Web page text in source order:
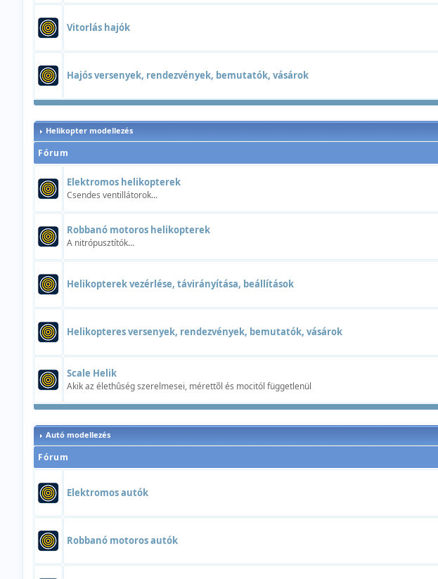
Vitorlás hajók
Hajós versenyek, rendezvények, bemutatók, vásárok
Helikopter modellezés
Fórum
Elektromos helikopterek
Csendes ventillátorok...
Robbanó motoros helikopterek
A nitrópusztítók...
Helikopterek vezérlése, távirányítása, beállítások
Helikopteres versenyek, rendezvények, bemutatók, vásárok
Scale Helik
Akik az élethûség szerelmesei, mérettõl és mocitól függetlenül
Autó modellezés
Fórum
Elektromos autók
Robbanó motoros autók